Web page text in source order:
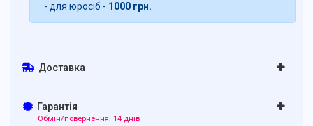
- для юросіб - 1000 грн.
Доставка
Гарантія
Обмін/повернення: 14 днів